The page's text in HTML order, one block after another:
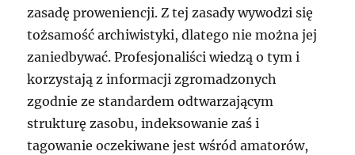
zasadę proweniencji. Z tej zasady wywodzi się
tożsamość archiwistyki, dlatego nie można jej
zaniedbywać. Profesjonaliści wiedzą o tym i
korzystają z informacji zgromadzonych
zgodnie ze standardem odtwarzającym
strukturę zasobu, indeksowanie zaś i
tagowanie oczekiwane jest wśród amatorów,